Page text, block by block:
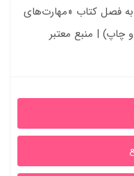
فصل کتاب «مهارت‌های
چاپ) | منبع معتبر